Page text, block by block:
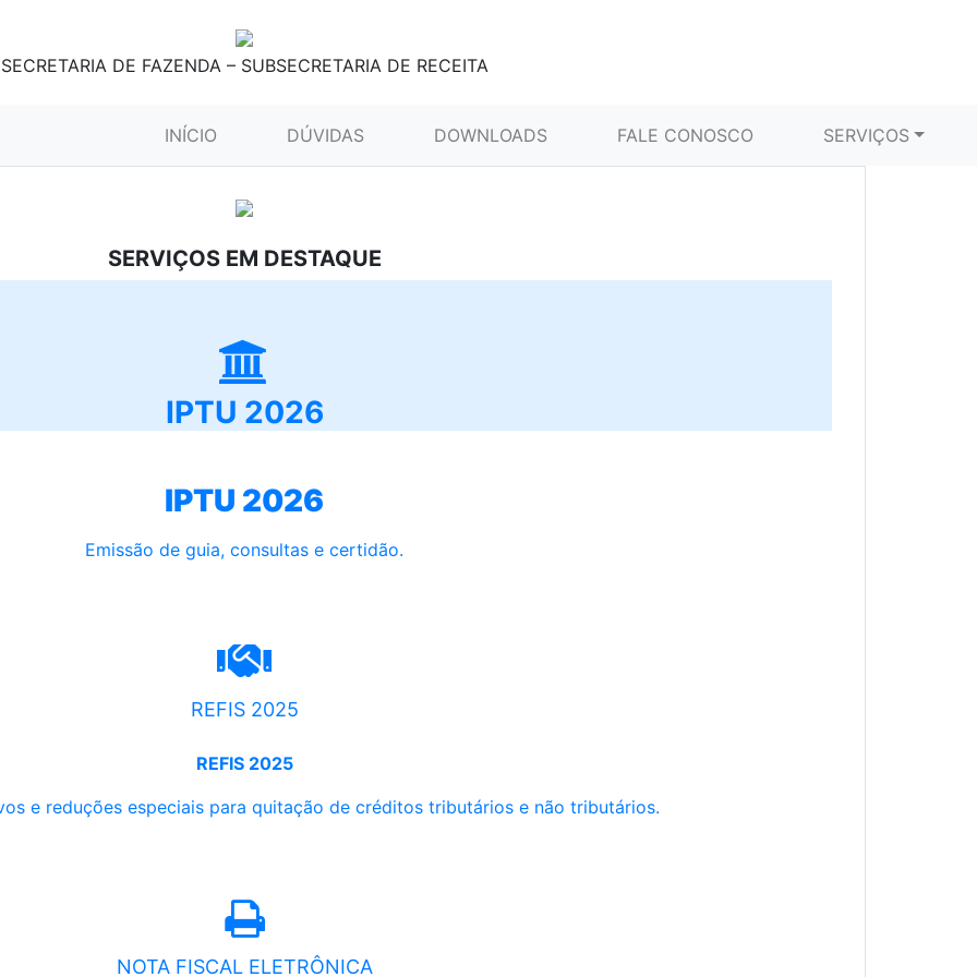
SECRETARIA DE FAZENDA – SUBSECRETARIA DE RECEITA
INÍCIO (CURRENT)DÚVIDAS DOWNLOADS FALE CONOSCO SERVIÇOS
SERVIÇOS EM DESTAQUE
IPTU 2026
IPTU 2026
Emissão de guia, consultas e certidão.
REFIS 2025
REFIS 2025
e reduções especiais para quitação de créditos tributários e não tributários.
NOTA FISCAL ELETRÔNICA